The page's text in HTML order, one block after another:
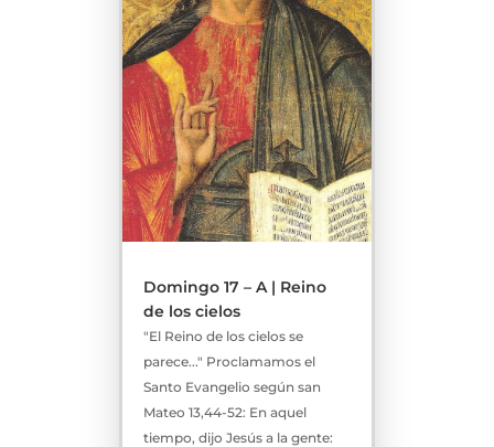
Domingo 17 – A | Reino
de los cielos
"El Reino de los cielos se
parece..." Proclamamos el
Santo Evangelio según san
Mateo 13,44-52: En aquel
tiempo, dijo Jesús a la gente: